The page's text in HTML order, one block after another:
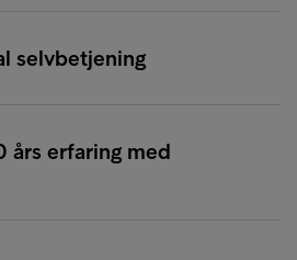
selvbetjening
års erfaring med